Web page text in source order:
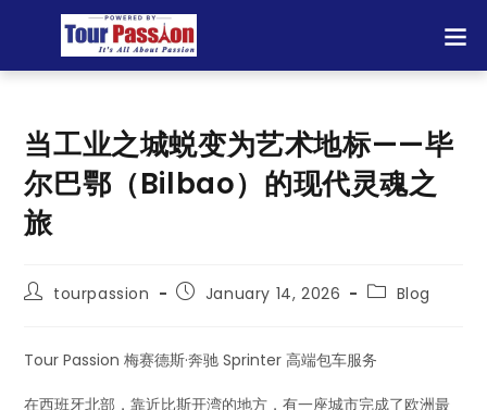
当工业之城蜕变为艺术地标——毕
尔巴鄂（Bilbao）的现代灵魂之
旅
tourpassion January 14, 2026 Blog
Tour Passion 梅赛德斯·奔驰 Sprinter 高端包车服务
在西班牙北部，靠近比斯开湾的地方，有一座城市完成了欧洲最